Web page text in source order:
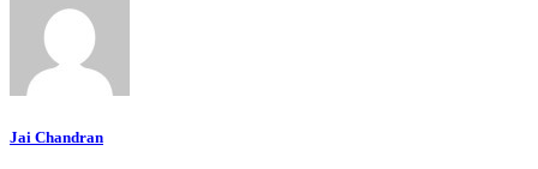
Jai Chandran